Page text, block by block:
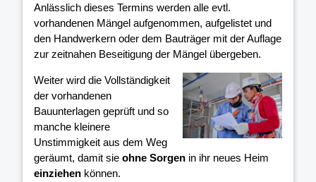
Anlässlich dieses Termins werden alle evtl.
vorhandenen Mängel aufgenommen, aufgelistet und
den Handwerkern oder dem Bauträger mit der Auflage
zur zeitnahen Beseitigung der Mängel übergeben.
Weiter wird die Vollständigkeit
der vorhandenen
Bauunterlagen geprüft und so
manche kleinere
Unstimmigkeit aus dem Weg
geräumt, damit sie ohne Sorgen in ihr neues Heim
einziehen können.